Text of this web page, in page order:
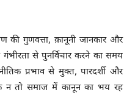
की गुणवत्ता, क़ानूनी जानकार और
गंभीरता से पुनर्विचार करने का समय
प्रभाव से मुक्त, पारदर्शी और
न तो समाज में कानून का भय रह